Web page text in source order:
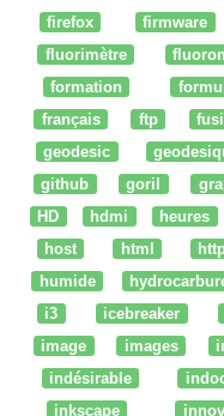
firefox
firmware
fluorimètre
formation
français
ftp
geodesic
github
goril
HD
hdmi heures
host
html
humide
i3
icebreaker
image
images
indésirable
inkscape